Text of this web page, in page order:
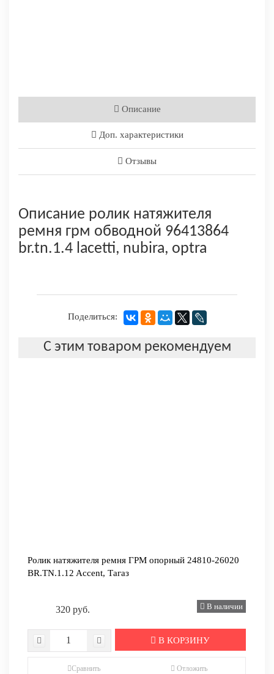
Описание
Доп. характеристики
Отзывы
Описание ролик натяжителя
ремня грм обводной 96413864
br.tn.1.4 lacetti, nubira, optra
Поделиться:
С этим товаром рекомендуем
Ролик натяжителя ремня ГРМ опорный 24810-26020
BR.TN.1.12 Accent, Тагаз
320 руб. В наличии
В КОРЗИНУ
Сравнить Отложить